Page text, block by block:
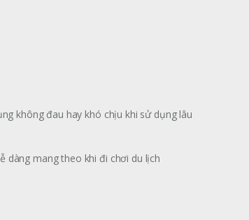
không đau hay khó chịu khi sử dụng lâu
dàng mang theo khi đi chơi du lịch